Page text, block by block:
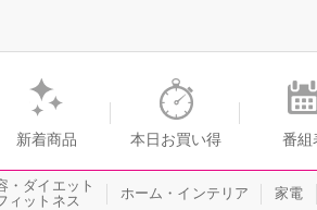
ショップチャンネル
新着商品 本日お買い得 番組
・ダイエット
ィットネス
ホーム・インテリア 家電